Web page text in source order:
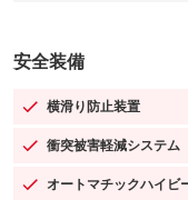
安全装備
横滑り防止装置
：装備あり
衝突被害軽減システム
：装備あり
オートマチックハイビ
：装備あり